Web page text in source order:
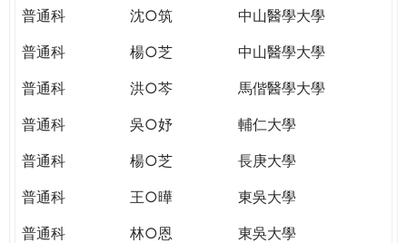
普通科
沈○筑
中山醫學大學
普通科
楊○芝
中山醫學大學
普通科
洪○芩
馬偕醫學大學
普通科
吳○妤
輔仁大學
普通科
楊○芝
長庚大學
普通科
王○曄
東吳大學
普通科
林○恩
東吳大學